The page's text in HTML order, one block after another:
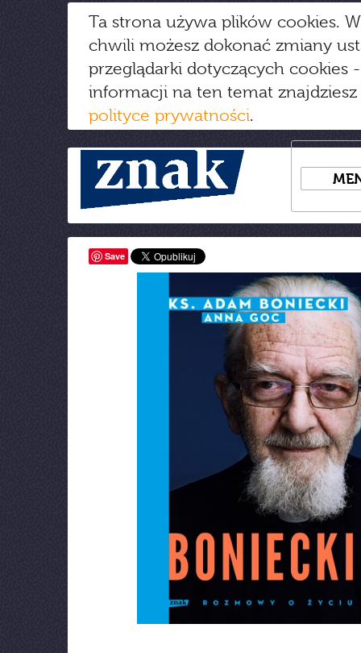
Ta strona używa plików cookies.
chwili możesz dokonać zmiany
przeglądarki dotyczących cookies
informacji na ten temat
polityce prywatności.
Save